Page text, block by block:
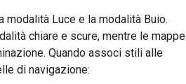
Luce e la modalità Buio.
chiare e scure, mentre le mappe
Quando associ stili alle
di navigazione: